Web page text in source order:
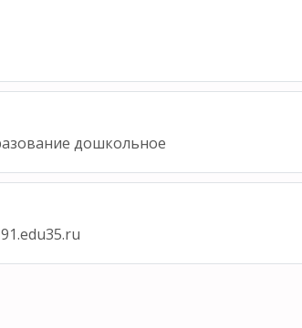
дошкольное